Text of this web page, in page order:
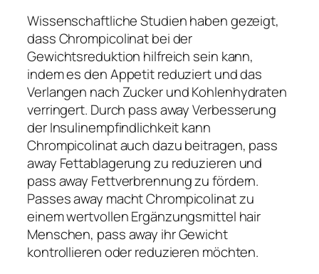
Wissenschaftliche Studien haben gezeigt,
dass Chrompicolinat bei der
Gewichtsreduktion hilfreich sein kann,
indem es den Appetit reduziert und das
Verlangen nach Zucker und Kohlenhydraten
verringert. Durch pass away Verbesserung
der Insulinempfindlichkeit kann
Chrompicolinat auch dazu beitragen, pass
away Fettablagerung zu reduzieren und
pass away Fettverbrennung zu fördern.
Passes away macht Chrompicolinat zu
einem wertvollen Ergänzungsmittel hair
Menschen, pass away ihr Gewicht
kontrollieren oder reduzieren möchten.